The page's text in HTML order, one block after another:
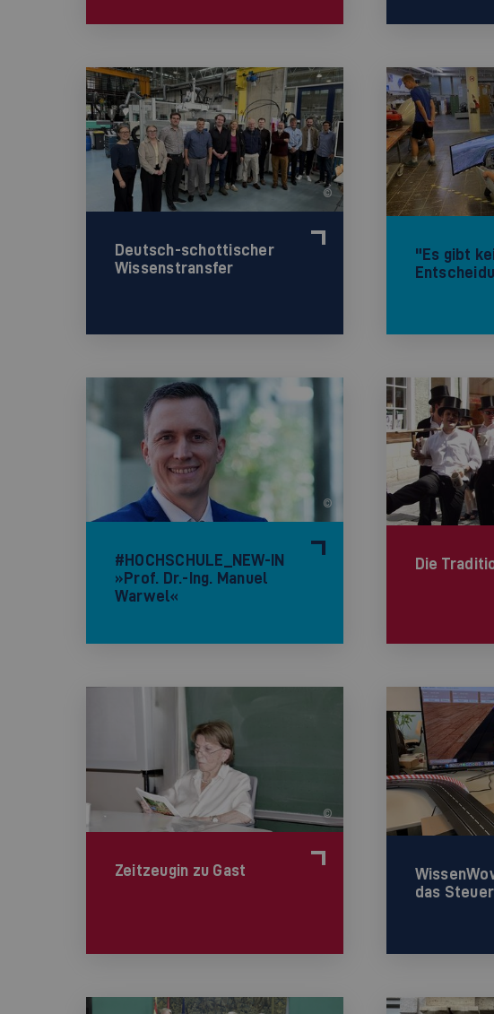
©
Deutsch-schottischer
Wissenstransfer
"Es gibt
©
#HOCHSCHULE_NEW-IN
»Prof. Dr.-Ing. Manuel
Warwel«
Die
©
Zeitzeugin zu Gast
das